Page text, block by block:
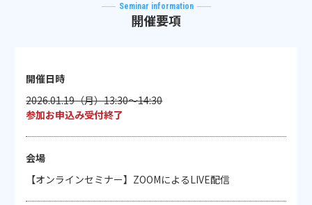
Seminar information
開催要項
開催日時
2026.01.19（月）13:30～14:30
参加お申込み受付終了
会場
【オンラインセミナー】ZOOMによるLIVE配信